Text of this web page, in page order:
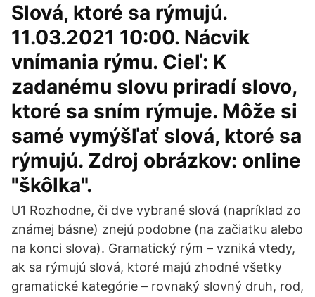
Slová, ktoré sa rýmujú.
11.03.2021 10:00. Nácvik
vnímania rýmu. Cieľ: K
zadanému slovu priradí slovo,
ktoré sa sním rýmuje. Môže si
samé vymýšľať slová, ktoré sa
rýmujú. Zdroj obrázkov: online
"škôlka".
U1 Rozhodne, či dve vybrané slová (napríklad zo
známej básne) znejú podobne (na začiatku alebo
na konci slova). Gramatický rým – vzniká vtedy,
ak sa rýmujú slová, ktoré majú zhodné všetky
gramatické kategórie – rovnaký slovný druh, rod,